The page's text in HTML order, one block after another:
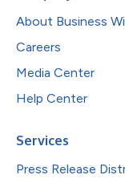
About Business
Careers
Media Center
Help Center
Services
Press Release